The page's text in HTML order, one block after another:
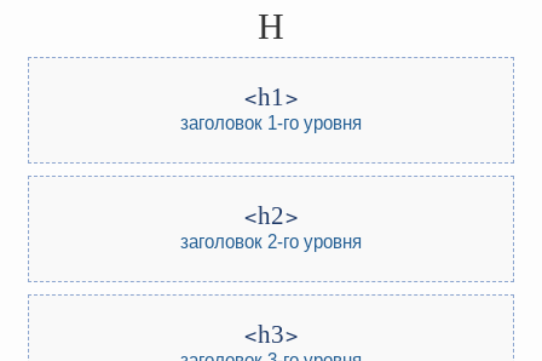
H
h1
заголовок 1-го уровня
h2
заголовок 2-го уровня
h3